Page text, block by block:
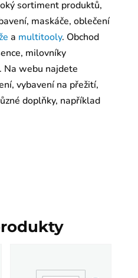
sortiment produktů,
maskáče, oblečení
a multitooly. Obchod
milovníky
Na webu najdete
vybavení na přežití,
doplňky, například